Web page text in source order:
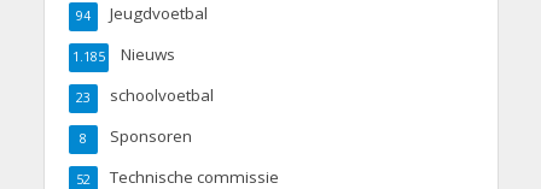
Jeugdvoetbal
94
Nieuws
1.185
schoolvoetbal
23
Sponsoren
8
Technische commissie
52